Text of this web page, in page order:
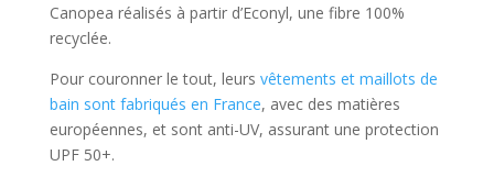
Canopea réalisés à partir d’Econyl, une fibre 100%
recyclée.
Pour couronner le tout, leurs vêtements et maillots de
bain sont fabriqués en France, avec des matières
européennes, et sont anti-UV, assurant une protection
UPF 50+.